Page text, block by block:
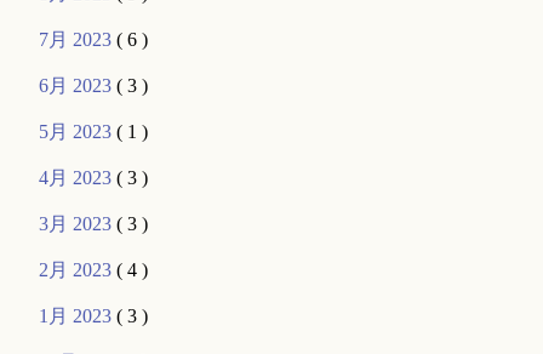
7月 2023( 6 )
6月 2023( 3 )
5月 2023( 1 )
4月 2023( 3 )
3月 2023( 3 )
2月 2023( 4 )
1月 2023( 3 )